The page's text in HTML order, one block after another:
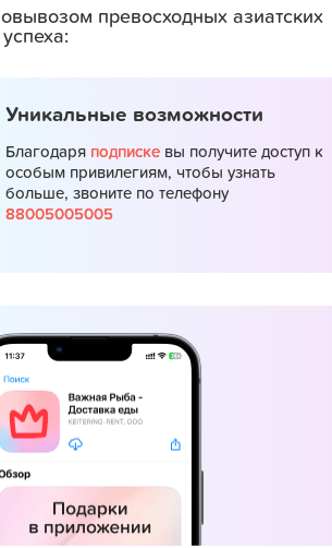
превосходных азиатских
Уникальные возможности
Благодаря подписке вы получите доступ к
особым привилегиям, чтобы узнать
больше, звоните по телефону
88005005005